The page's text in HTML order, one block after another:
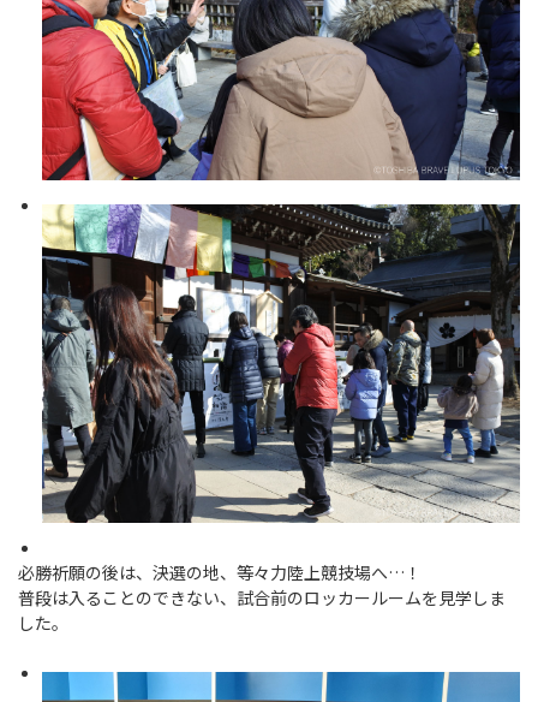
必勝祈願の後は、決選の地、等々力陸上競技場へ…！
普段は入ることのできない、試合前のロッカールームを見学しま
した。